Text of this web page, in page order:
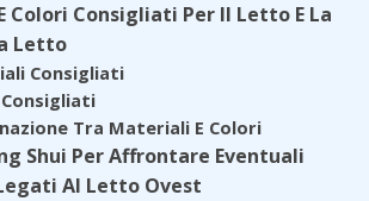
Colori Consigliati Per Il Letto E La
Letto
Consigliati
Tra Materiali E Colori
Shui Per Affrontare Eventuali
Al Letto Ovest